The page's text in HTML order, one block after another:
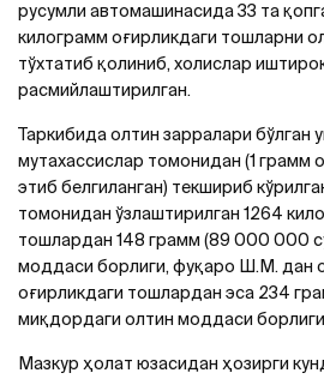
русумли автомашинасида 33 та
килограмм оғирликдаги тошларни
тўхтатиб қолиниб, холислар
расмийлаштирилган.
Таркибида олтин зарралари бўлган
мутахассислар томонидан (1 грамм
этиб белгиланган) текшириб
томонидан ўзлаштирилган 1264
тошлардан 148 грамм (89 000 000
моддаси борлиги, фуқаро Ш.М. дан
оғирликдаги тошлардан эса 234
миқдордаги олтин моддаси борлиги
Мазкур ҳолат юзасидан ҳозирги